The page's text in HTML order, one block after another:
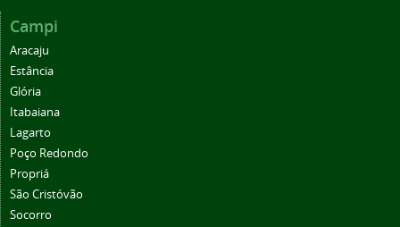
Campi
Aracaju
Estância
Glória
Itabaiana
Lagarto
Poço Redondo
Propriá
São Cristóvão
Socorro